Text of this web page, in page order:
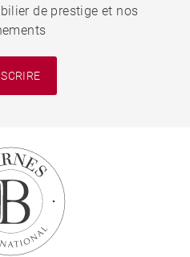
de prestige et nos